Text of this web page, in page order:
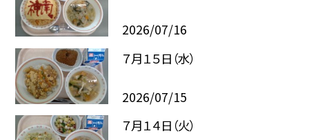
2026/07/16
７月１５日（水）
2026/07/15
７月１４日（火）